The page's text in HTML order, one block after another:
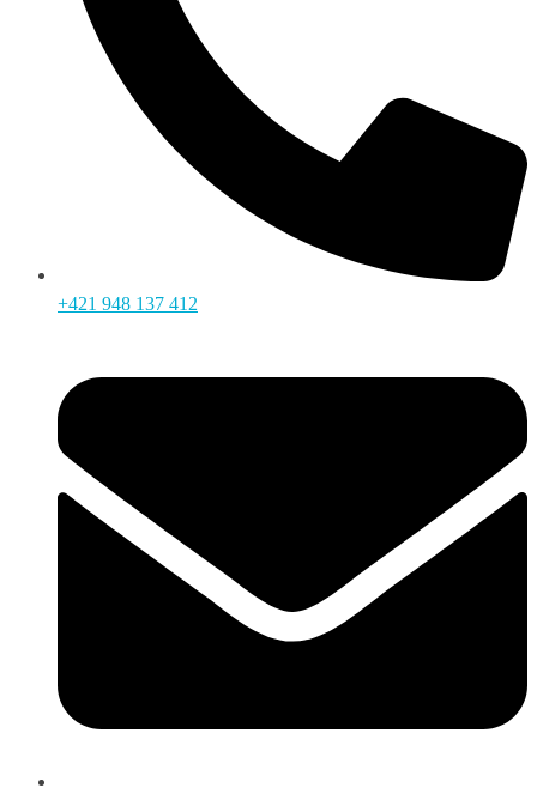
+421 948 137 412